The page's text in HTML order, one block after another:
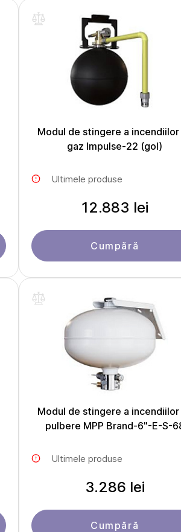
Modul de stingere a incendiilor
gaz Impulse-22 (gol)
Ultimele produse
12.883 lei
Cumpără
Modul de stingere a incendiilor
pulbere MPP Brand-6"-E-S-
Ultimele produse
3.286 lei
Cumpără